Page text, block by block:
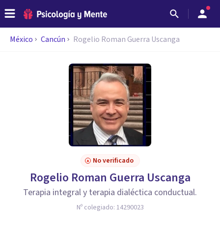
México Cancún Rogelio Roman Guerra Uscanga
No verificado
Rogelio Roman Guerra Uscanga
Terapia integral y terapia dialéctica conductual.
Nº colegiado: 14290023